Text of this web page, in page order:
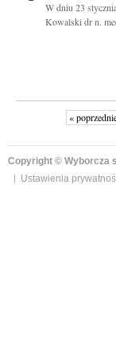
W dniu 23
Kowalski dr n.
«
Copyright © Wyborcza
Ustawienia